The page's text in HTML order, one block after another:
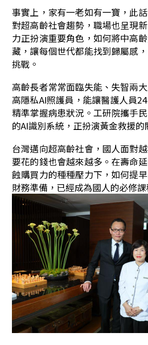
事實上，家有一老如有一寶，此
對超高齡社會趨勢，職場也呈現
力正扮演重要角色，如何將中高
藏，讓每個世代都能找到歸屬感
挑戰。
高齡長者常常面臨失能、失智兩
高隱私AI照護員，能讓醫護人員
精準掌握病患狀況。工研院攜手
的AI識別系統，正扮演黃金救援的
台灣邁向超高齡社會，國人面對
要花的錢也會越來越多。在壽命
蝕購買力的種種壓力下，如何提
財務準備，已經成為國人的必修課